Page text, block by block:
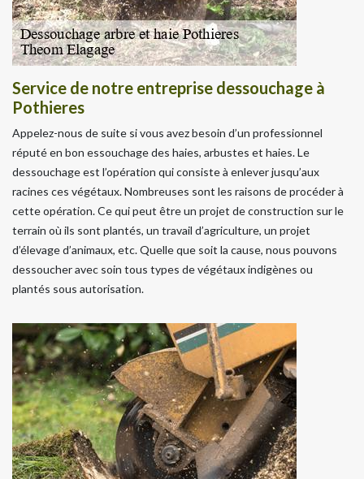
Service de notre entreprise dessouchage à
Pothieres
Appelez-nous de suite si vous avez besoin d’un professionnel
réputé en bon essouchage des haies, arbustes et haies. Le
dessouchage est l’opération qui consiste à enlever jusqu’aux
racines ces végétaux. Nombreuses sont les raisons de procéder à
cette opération. Ce qui peut être un projet de construction sur le
terrain où ils sont plantés, un travail d’agriculture, un projet
d’élevage d’animaux, etc. Quelle que soit la cause, nous pouvons
dessoucher avec soin tous types de végétaux indigènes ou
plantés sous autorisation.